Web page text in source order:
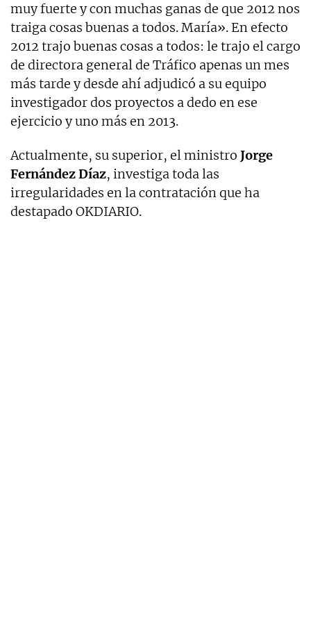
muy fuerte y con muchas ganas de que 2012 nos
traiga cosas buenas a todos. María». En efecto
2012 trajo buenas cosas a todos: le trajo el cargo
de directora general de Tráfico apenas un mes
más tarde y desde ahí adjudicó a su equipo
investigador dos proyectos a dedo en ese
ejercicio y uno más en 2013.
Actualmente, su superior, el ministro Jorge
Fernández Díaz, investiga toda las
irregularidades en la contratación que ha
destapado OKDIARIO.